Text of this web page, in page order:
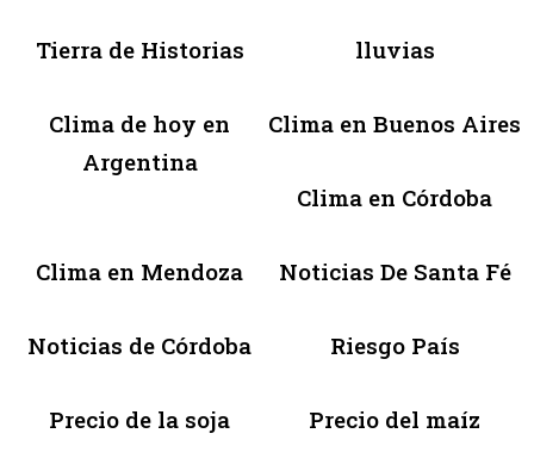
Tierra de Historias lluvias
Clima de hoy en
Argentina
Clima en Buenos Aires
Clima en Córdoba
Clima en Mendoza Noticias De Santa Fé
Noticias de Córdoba Riesgo País
Precio de la soja Precio del maíz